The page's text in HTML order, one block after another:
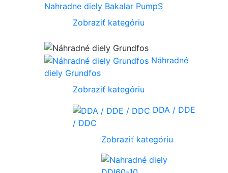
Nahradne diely Bakalar PumpS
Zobraziť kategóriu
Náhradné
diely Grundfos
Zobraziť kategóriu
DDA / DDE
/ DDC
Zobraziť kategóriu